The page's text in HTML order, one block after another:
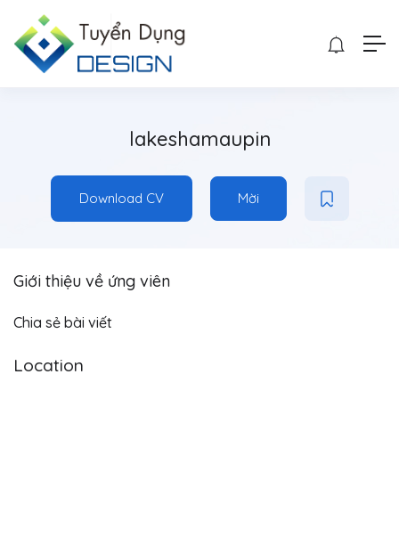
lakeshamaupin
Download CV Mời
Giới thiệu về ứng viên
Chia sẻ bài viết
Location